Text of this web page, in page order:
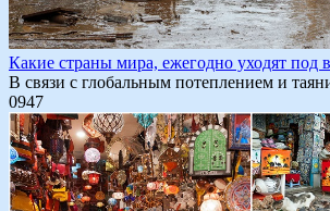
Какие страны мира, ежегодно уходят под
В связи с глобальным потеплением и
0947